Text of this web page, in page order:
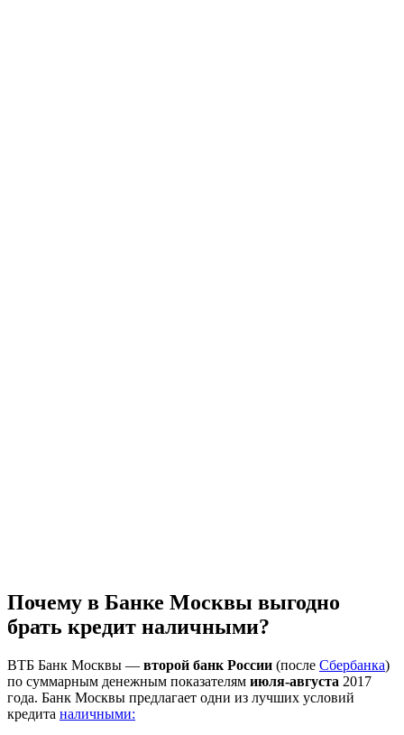
Почему в Банке Москвы выгодно
брать кредит наличными?
ВТБ Банк Москвы — второй банк России (после Сбербанка)
по суммарным денежным показателям июля-августа 2017
года. Банк Москвы предлагает одни из лучших условий
кредита наличными: